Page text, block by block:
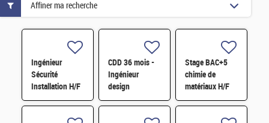
Ingénieur
Sécurité
Installation H/F
CDD 36 mois -
Ingénieur
design
photonique
Stage BAC+5
chimie de
matériaux H/F
Affiner ma recherche